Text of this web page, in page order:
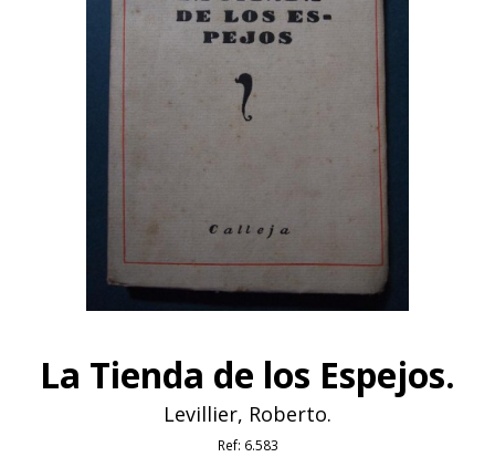
La Tienda de los Espejos.
Levillier, Roberto.
Ref: 6.583